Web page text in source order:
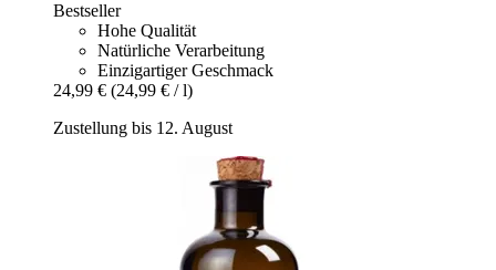
Bestseller
Hohe Qualität
Natürliche Verarbeitung
Einzigartiger Geschmack
24,99 € (24,99 € / l)
Zustellung bis 12. August